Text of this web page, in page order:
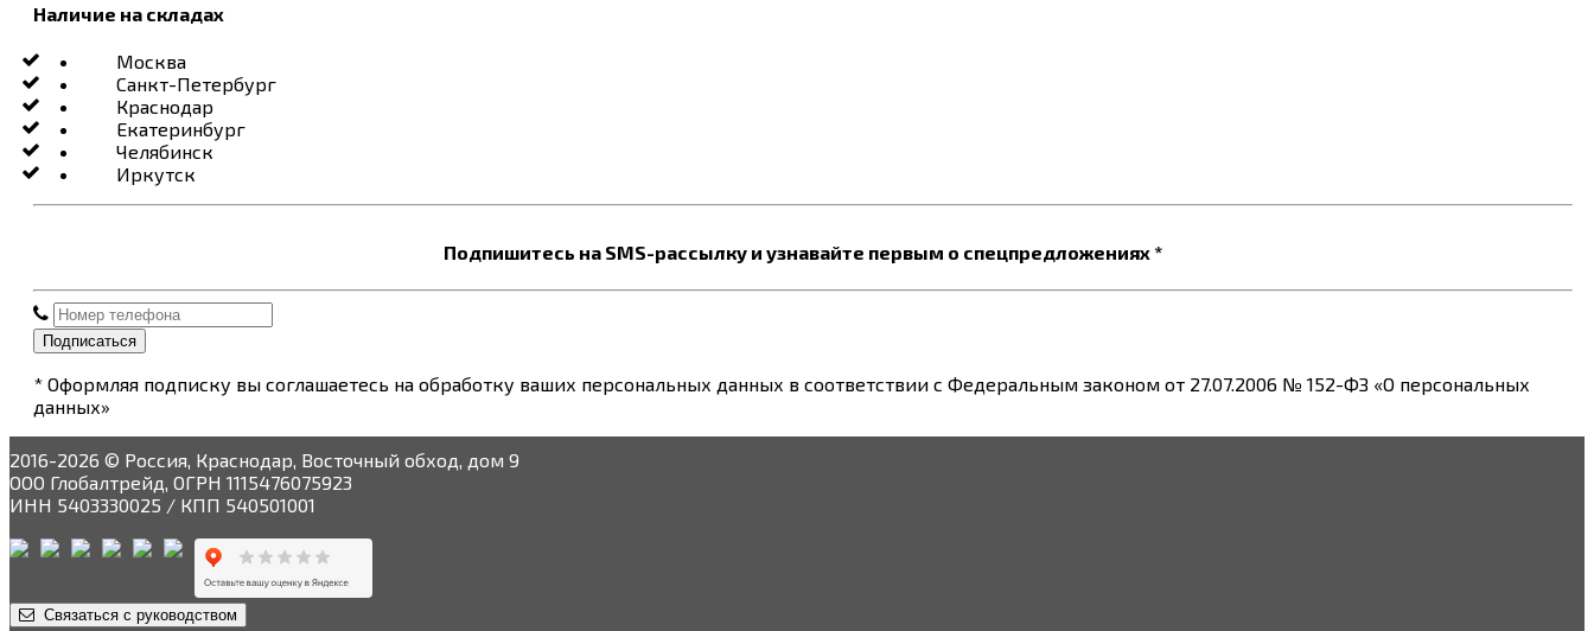
Наличие на складах
Москва
Санкт-Петербург
Краснодар
Екатеринбург
Челябинск
Иркутск
Подпишитесь на SMS-рассылку и узнавайте первым о спецпредложениях *
Подписаться
* Оформляя подписку вы соглашаетесь на обработку ваших персональных данных в соответствии с Федеральным законом от 27.07.2006 № 152-ФЗ «О персональных
данных»
2016-2026 © Россия, Краснодар, Восточный обход, дом 9
ООО Глобалтрейд, ОГРН 1115476075923
ИНН 5403330025 / КПП 540501001
Связаться с руководством